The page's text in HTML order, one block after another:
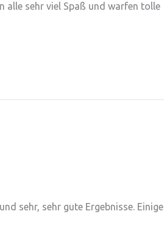
alle sehr viel Spaß und warfen tolle
sehr, sehr gute Ergebnisse. Einige